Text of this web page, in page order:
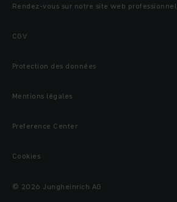
Rendez-vous sur notre site web professionnel
CGV
Protection des données
Mentions légales
Preference Center
Cookies
© 2026 Jungheinrich AG